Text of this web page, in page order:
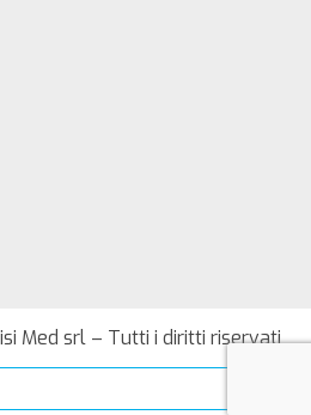
Med srl – Tutti i diritti riservati